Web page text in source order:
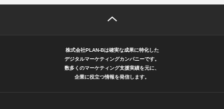
株式会社PLAN-Bは確実な成果に特化した
デジタルマーケティングカンパニーです。
数多くのマーケティング支援実績を元に、
企業に役立つ情報を発信します。